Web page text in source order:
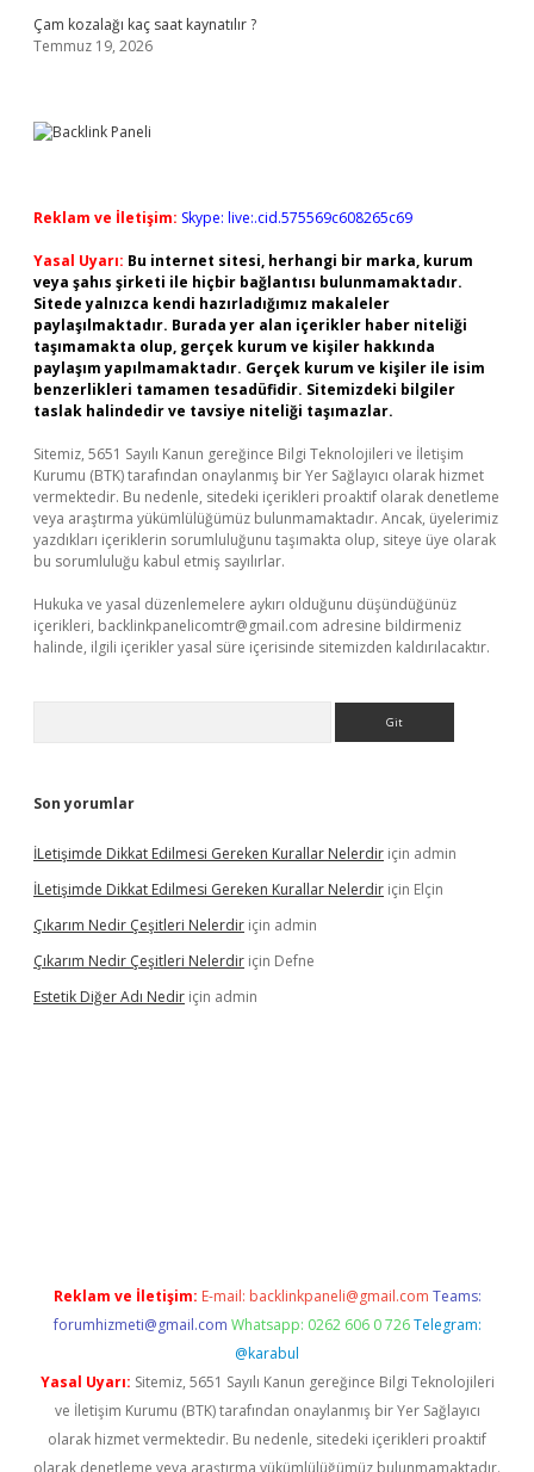
Çam kozalağı kaç saat kaynatılır ?
Temmuz 19, 2026
Reklam ve İletişim: Skype: live:.cid.575569c608265c69
Yasal Uyarı: Bu internet sitesi, herhangi bir marka, kurum
veya şahıs şirketi ile hiçbir bağlantısı bulunmamaktadır.
Sitede yalnızca kendi hazırladığımız makaleler
paylaşılmaktadır. Burada yer alan içerikler haber niteliği
taşımamakta olup, gerçek kurum ve kişiler hakkında
paylaşım yapılmamaktadır. Gerçek kurum ve kişiler ile isim
benzerlikleri tamamen tesadüfidir. Sitemizdeki bilgiler
taslak halindedir ve tavsiye niteliği taşımazlar.
Sitemiz, 5651 Sayılı Kanun gereğince Bilgi Teknolojileri ve İletişim
Kurumu (BTK) tarafından onaylanmış bir Yer Sağlayıcı olarak hizmet
vermektedir. Bu nedenle, sitedeki içerikleri proaktif olarak denetleme
veya araştırma yükümlülüğümüz bulunmamaktadır. Ancak, üyelerimiz
yazdıkları içeriklerin sorumluluğunu taşımakta olup, siteye üye olarak
bu sorumluluğu kabul etmiş sayılırlar.
Hukuka ve yasal düzenlemelere aykırı olduğunu düşündüğünüz
içerikleri, backlinkpanelicomtr@gmail.com adresine bildirmeniz
halinde, ilgili içerikler yasal süre içerisinde sitemizden kaldırılacaktır.
Son yorumlar
İLetişimde Dikkat Edilmesi Gereken Kurallar Nelerdir için admin
İLetişimde Dikkat Edilmesi Gereken Kurallar Nelerdir için Elçin
Çıkarım Nedir Çeşitleri Nelerdir için admin
Çıkarım Nedir Çeşitleri Nelerdir için Defne
Estetik Diğer Adı Nedir için admin
Reklam ve İletişim: E-mail: backlinkpaneli@gmail.com Teams:
forumhizmeti@gmail.com Whatsapp: 0262 606 0 726 Telegram:
@karabul
Yasal Uyarı: Sitemiz, 5651 Sayılı Kanun gereğince Bilgi Teknolojileri
ve İletişim Kurumu (BTK) tarafından onaylanmış bir Yer Sağlayıcı
olarak hizmet vermektedir. Bu nedenle, sitedeki içerikleri proaktif
olarak denetleme veya araştırma yükümlülüğümüz bulunmamaktadır.